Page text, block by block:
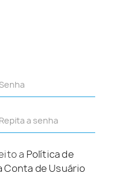
a Política de
Conta de Usuário